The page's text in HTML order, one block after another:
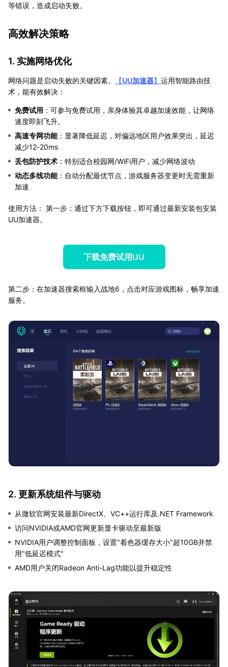
等错误，造成启动失败。
高效解决策略
1. 实施网络优化
网络问题是启动失败的关键因素。 【UU加速器】 运用智能路由技
术，能有效解决：
免费试用 ：可参与免费试用，亲身体验其卓越加速效能，让网络
速度即刻飞升。
高速专网功能：显著降低延迟，对偏远地区用户效果突出，延迟
减少12-20ms
丢包防护技术 ：特别适合校园网/WiFi用户，减少网络波动
动态多线功能：自动分配最优节点，游戏服务器变更时无需重新
加速
使用方法： 第一步：通过下方下载按钮，即可通过最新安装包安装
UU加速器。
下载免费试用UU
第二步：在加速器搜索框输入战地6，点击对应游戏图标，畅享加速
服务。
2. 更新系统组件与驱动
从微软官网安装最新DirectX、VC++运行库及.NET Framework
访问NVIDIA或AMD官网更新显卡驱动至最新版
NVIDIA用户调整控制面板，设置"着色器缓存大小"超10GB并禁
用"低延迟模式"
AMD用户关闭Radeon Anti-Lag功能以提升稳定性